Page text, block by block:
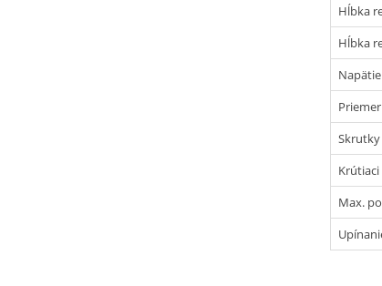
Hĺbka
Hĺbka
Napätie
Max.